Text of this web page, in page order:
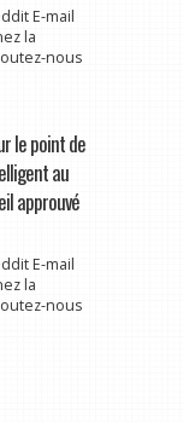
E-mail
la
nous
le point de
au
approuvé
E-mail
la
nous